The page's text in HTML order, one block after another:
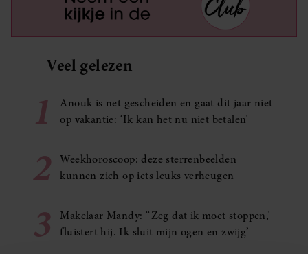
Veel gelezen
1
Anouk is net gescheiden en gaat dit jaar niet
op vakantie: ‘Ik kan het nu niet betalen’
2
Weekhoroscoop: deze sterrenbeelden
kunnen zich op iets leuks verheugen
3
Makelaar Mandy: ‘‘Zeg dat ik moet stoppen,’
fluistert hij. Ik sluit mijn ogen en zwijg’